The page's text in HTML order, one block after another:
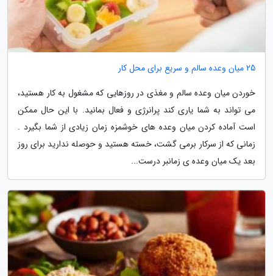
25 میان وعده سالم و سریع برای محل کار
خوردن میان وعده سالم و مغذی در روزهایی که مشغول به کار هستید،
می تواند به شما یاری کند پرانرژی و فعال بمانید. با این حال ممکن
است آماده کردن میان وعده های خوشمزه زمان زیادی از شما بگیرد .
زمانی که از سرکار برمی گشت، خسته هستید و حوصله ندارید برای روز
بعد یک میان وعده ی زمانبر درست...